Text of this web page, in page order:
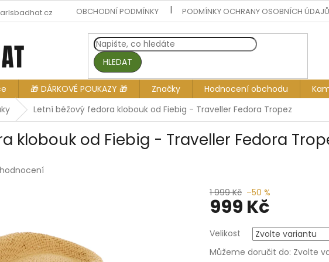
OBCHODNÍ PODMÍNKY PODMÍNKY OCHRANY OSOBNÍCH ÚDAJŮ
HLEDAT
🎁 DÁRKOVÉ POUKAZY 🎁 Značky Hodnocení obchodu
Letní béžový fedora klobouk od Fiebig - Traveller Fedora Tropez
klobouk od Fiebig - Traveller Fedora
1 999 Kč –50 %
999 Kč
cena:
Velikost
Můžeme doručit do: Zvolte